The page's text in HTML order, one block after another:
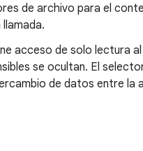
de archivo para el
acceso de solo lectura
se ocultan. El
de datos entre la